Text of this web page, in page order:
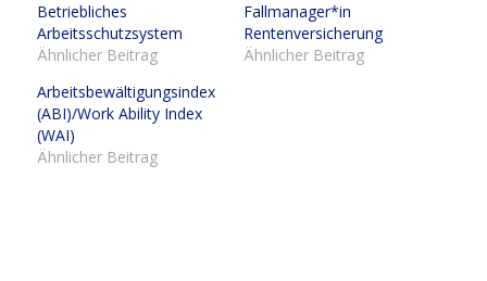
Betriebliches
Arbeitsschutzsystem
Ähnlicher Beitrag
Fallmanager*in
Rentenversicherung
Ähnlicher Beitrag
Arbeitsbewältigungsindex
(ABI)/Work Ability Index
(WAI)
Ähnlicher Beitrag